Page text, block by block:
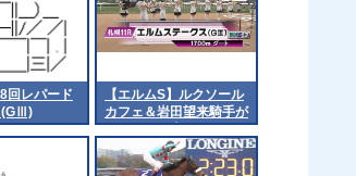
回レパード
(GⅢ)
【エルムS】ルクソール
カフェ＆岩田望来騎手が
ｷﾀ━━━━(ﾟ
∀ﾟ)━━━━!!